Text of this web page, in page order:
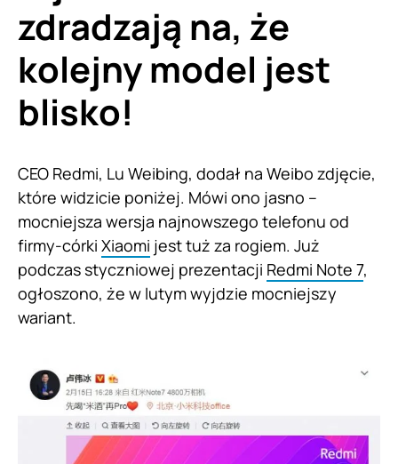
zdradzają na, że
kolejny model jest
blisko!
CEO Redmi, Lu Weibing, dodał na Weibo zdjęcie,
które widzicie poniżej. Mówi ono jasno –
mocniejsza wersja najnowszego telefonu od
firmy-córki Xiaomi jest tuż za rogiem. Już
podczas styczniowej prezentacji Redmi Note 7,
ogłoszono, że w lutym wyjdzie mocniejszy
wariant.